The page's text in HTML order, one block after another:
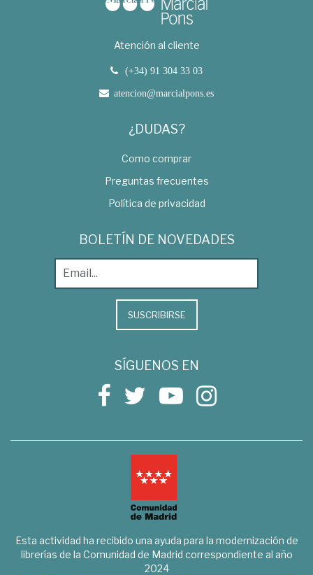
Atención al cliente
(+34) 91 304 33 03
atencion@marcialpons.es
¿DUDAS?
Como comprar
Preguntas frecuentes
Política de privacidad
BOLETÍN DE NOVEDADES
SUSCRIBIRSE
SÍGUENOS EN
Esta actividad ha recibido una ayuda para la modernización de
librerías de la Comunidad de Madrid correspondiente al año
2024